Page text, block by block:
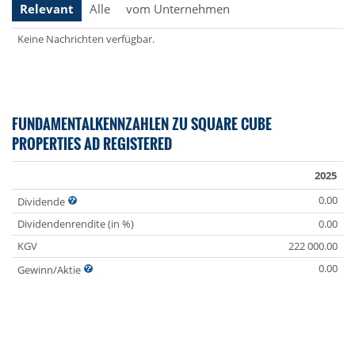
Relevant
Alle vom Unternehmen
Keine Nachrichten verfügbar.
FUNDAMENTALKENNZAHLEN ZU SQUARE CUBE
PROPERTIES AD REGISTERED
2025
Dividende
0.00
Dividendenrendite (in %)
0.00
KGV
222 000.00
Gewinn/Aktie
0.00